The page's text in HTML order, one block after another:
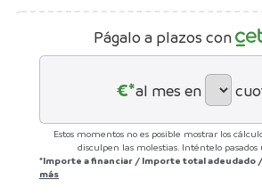
Págalo a plazos con
€*al mes en
Estos momentos no es posible mostrar los
disculpen las molestias. Inténtelo pasados
*Importe a financiar / Importe total adeudado /
más